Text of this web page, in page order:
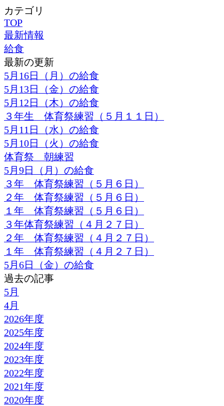
カテゴリ
TOP
最新情報
給食
最新の更新
5月16日（月）の給食
5月13日（金）の給食
5月12日（木）の給食
３年生 体育祭練習（５月１１日）
5月11日（水）の給食
5月10日（火）の給食
体育祭 朝練習
5月9日（月）の給食
３年 体育祭練習（５月６日）
２年 体育祭練習（５月６日）
１年 体育祭練習（５月６日）
３年体育祭練習（４月２７日）
２年 体育祭練習（４月２７日）
１年 体育祭練習（４月２７日）
5月6日（金）の給食
過去の記事
5月
4月
2026年度
2025年度
2024年度
2023年度
2022年度
2021年度
2020年度